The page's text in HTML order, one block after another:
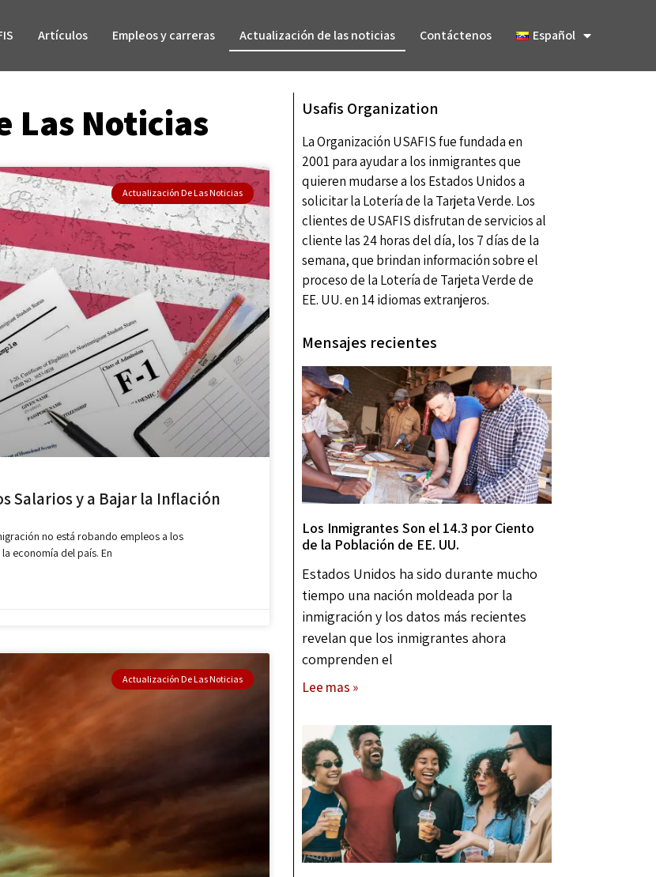
Artículos Empleos y carreras Actualización de las noticias Contáctenos Español
Las Noticias
Actualización De Las Noticias
Salarios y a Bajar la Inflación
no está robando empleos a los
economía del país. En
Actualización De Las Noticias
Usafis Organization
La Organización USAFIS fue fundada en
2001 para ayudar a los inmigrantes que
quieren mudarse a los Estados Unidos a
solicitar la Lotería de la Tarjeta Verde. Los
clientes de USAFIS disfrutan de servicios al
cliente las 24 horas del día, los 7 días de la
semana, que brindan información sobre el
proceso de la Lotería de Tarjeta Verde de
EE. UU. en 14 idiomas extranjeros.
Mensajes recientes
Los Inmigrantes Son el 14.3 por Ciento
de la Población de EE. UU.
Estados Unidos ha sido durante mucho
tiempo una nación moldeada por la
inmigración y los datos más recientes
revelan que los inmigrantes ahora
comprenden el
Lee mas »